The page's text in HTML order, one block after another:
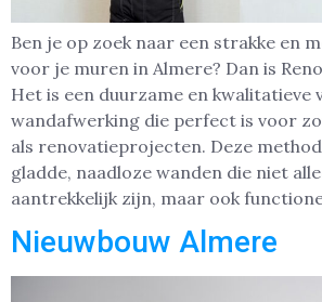
Ben je op zoek naar een strakke en
voor je muren in Almere? Dan is
Het is een duurzame en kwalitatieve
wandafwerking die perfect is voor
als renovatieprojecten. Deze
gladde, naadloze wanden die niet
aantrekkelijk zijn, maar ook
Nieuwbouw Almere